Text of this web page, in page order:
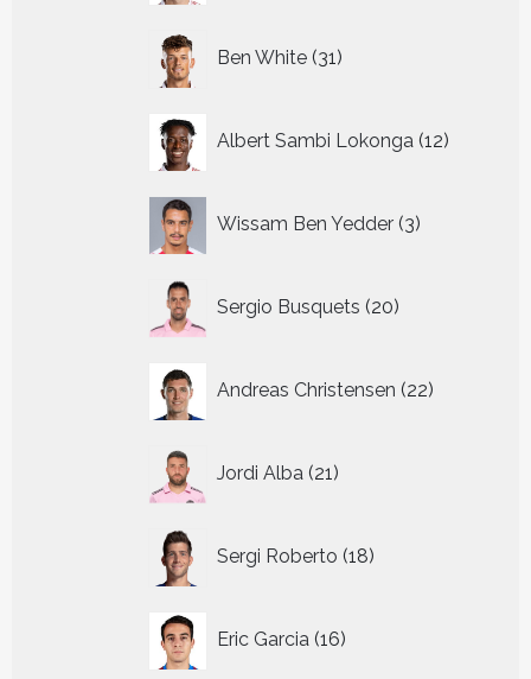
Ben White 31
producten
Albert Sambi Lokonga 12
Wissam Ben Yedder 3
producten
Sergio Busquets 20
producten
Andreas Christensen 22
producten
Jordi Alba 21
producten
Sergi Roberto 18
producten
Eric Garcia 16
producten